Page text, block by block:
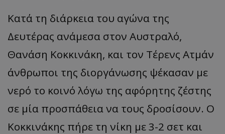
Κατά τη διάρκεια του αγώνα της
Δευτέρας ανάμεσα στον Αυστραλό,
Θανάση Κοκκινάκη, και τον Τέρενς Ατμάν
άνθρωποι της διοργάνωσης ψέκασαν με
νερό το κοινό λόγω της αφόρητης ζέστης
σε μία προσπάθεια να τους δροσίσουν. Ο
Κοκκινάκης πήρε τη νίκη με 3-2 σετ και